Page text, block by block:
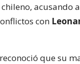
acusando
con
reconoció que su